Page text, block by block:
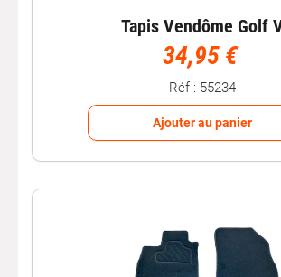
Tapis Vendôme Golf
34,95 €
Réf : 55234
Ajouter au panier